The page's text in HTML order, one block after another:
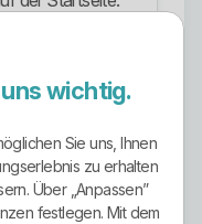
im Portfolio
für
ein
wichtig.
Sie uns, Ihnen
zu erhalten
Über „Anpassen”
festlegen. Mit dem